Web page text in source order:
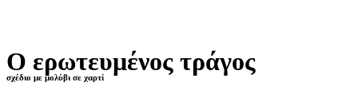
Ο ερωτευμένος τράγος
σχέδιο με μολύβι σε χαρτί